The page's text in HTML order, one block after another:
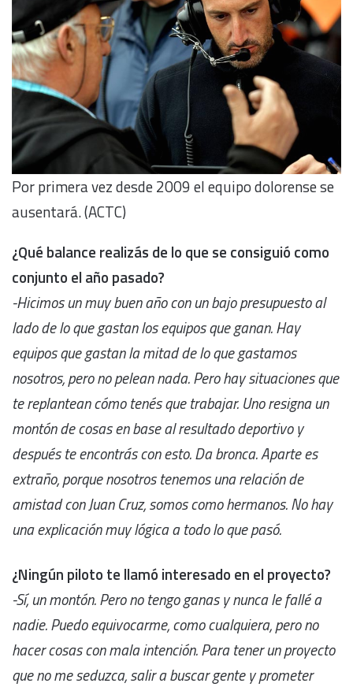
Por primera vez desde 2009 el equipo dolorense se
ausentará. (ACTC)
¿Qué balance realizás de lo que se consiguió como
conjunto el año pasado?
-Hicimos un muy buen año con un bajo presupuesto al
lado de lo que gastan los equipos que ganan. Hay
equipos que gastan la mitad de lo que gastamos
nosotros, pero no pelean nada. Pero hay situaciones que
te replantean cómo tenés que trabajar. Uno resigna un
montón de cosas en base al resultado deportivo y
después te encontrás con esto. Da bronca. Aparte es
extraño, porque nosotros tenemos una relación de
amistad con Juan Cruz, somos como hermanos. No hay
una explicación muy lógica a todo lo que pasó.
¿Ningún piloto te llamó interesado en el proyecto?
-Sí, un montón. Pero no tengo ganas y nunca le fallé a
nadie. Puedo equivocarme, como cualquiera, pero no
hacer cosas con mala intención. Para tener un proyecto
que no me seduzca, salir a buscar gente y prometer